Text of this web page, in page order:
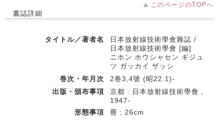
このページのTOPへ
書誌詳細
タイトル／著者名
日本放射線技術學會雜誌 /
日本放射線技術學會 [編]
ニホン ホウシャセン ギジュ
ツ ガッカイ ザッシ
巻次・年月次
2卷3,4號 (昭22.1)-
出版・頒布事項
京都 : 日本放射線技術學會 ,
1947-
形態事項
冊 ; 26cm